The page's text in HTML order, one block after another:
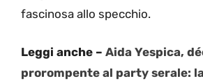
fascinosa allo specchio.
Leggi anche – Aida Yespica,
prorompente al party serale: